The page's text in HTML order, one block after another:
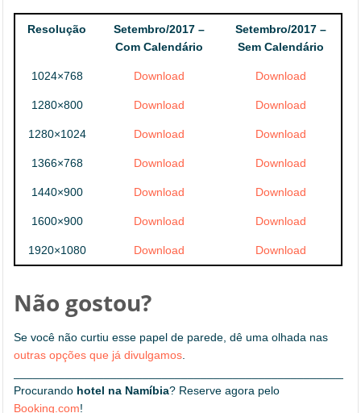
Resolução
Setembro/2017 –
Com Calendário
Setembro/2017 –
Sem Calendário
1024×768 Download Download
1280×800 Download Download
1280×1024 Download Download
1366×768 Download Download
1440×900 Download Download
1600×900 Download Download
1920×1080 Download Download
Não gostou?
Se você não curtiu esse papel de parede, dê uma olhada nas
outras opções que já divulgamos
Procurando hotel na Namíbia? Reserve agora pelo
Booking.com!